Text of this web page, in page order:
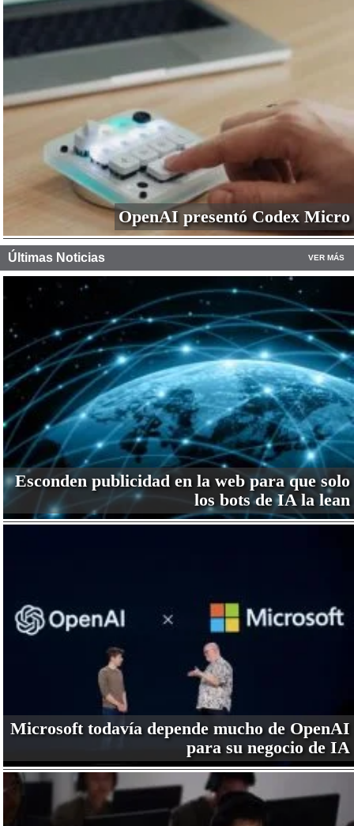
OpenAI presentó Codex Micro
Últimas Noticias VER MÁS
Esconden publicidad en la web para que solo
los bots de IA la lean
Microsoft todavía depende mucho de OpenAI
para su negocio de IA